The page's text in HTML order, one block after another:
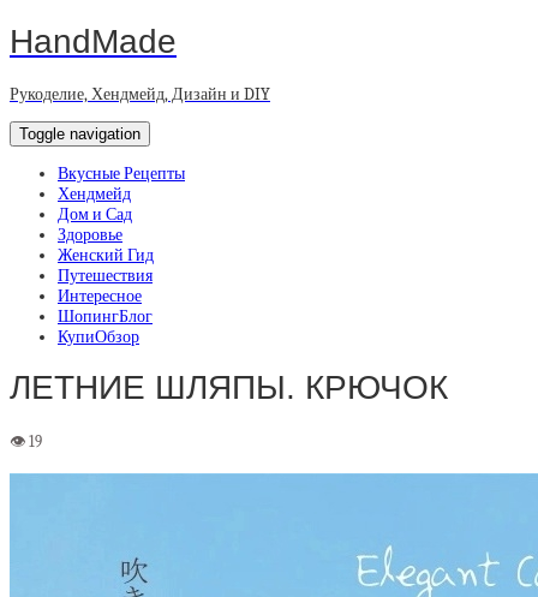
HandMade
Рукоделие, Хендмейд, Дизайн и DIY
Toggle navigation
Вкусные Рецепты
Хендмейд
Дом и Сад
Здоровье
Женский Гид
Путешествия
Интересное
ШопингБлог
КупиОбзор
ЛЕТНИЕ ШЛЯПЫ. КРЮЧОК